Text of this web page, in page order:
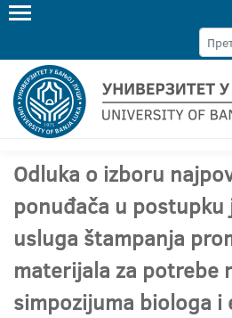
Odluka o izboru
ponuđača u postupku
usluga štampanja
materijala za potrebe
simpozijuma biologa i